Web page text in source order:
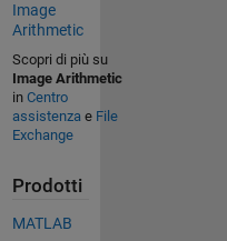
Image
Arithmetic
Scopri di più su
Image Arithmetic
in Centro
assistenzae File
Exchange
Prodotti
MATLAB